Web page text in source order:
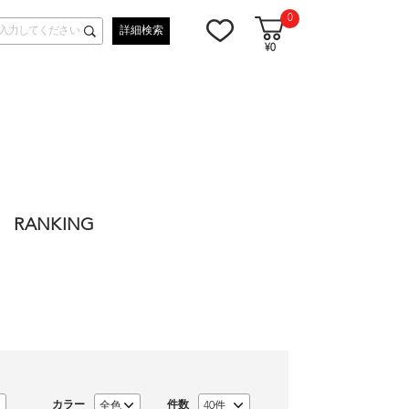
詳細検索
0
¥0
RANKING
カラー 件数